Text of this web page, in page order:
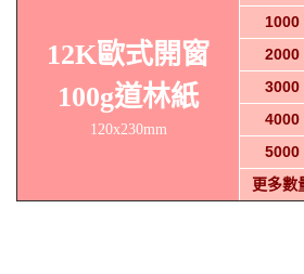
12K歐式開窗
100g道林紙
120x230mm
1000
2000
3000
4000
5000
更多數